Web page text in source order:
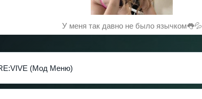
У меня так давно не было язычком👅💦
(Мод Меню)